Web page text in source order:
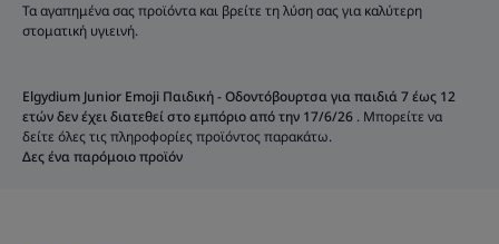
Elgydium Junior Emoji Παιδική - Οδοντόβουρτσα για παιδιά 7 έως 12
ετών δεν έχει διατεθεί στο εμπόριο από την 17/6/26 . Μπορείτε να
δείτε όλες τις πληροφορίες προϊόντος παρακάτω.
Δες ένα παρόμοιο προϊόν
Τα αγαπημένα σας προϊόντα και βρείτε τη λύση σας για καλύτερη
στοματική υγιεινή.